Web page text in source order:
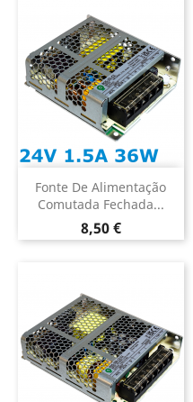
Fonte De Alimentação
Comutada Fechada...
Preço
8,50 €